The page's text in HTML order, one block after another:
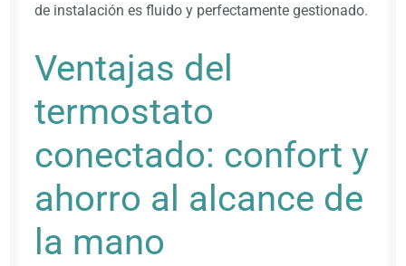
de instalación es fluido y perfectamente gestionado.
Ventajas del
termostato
conectado: confort y
ahorro al alcance de
la mano